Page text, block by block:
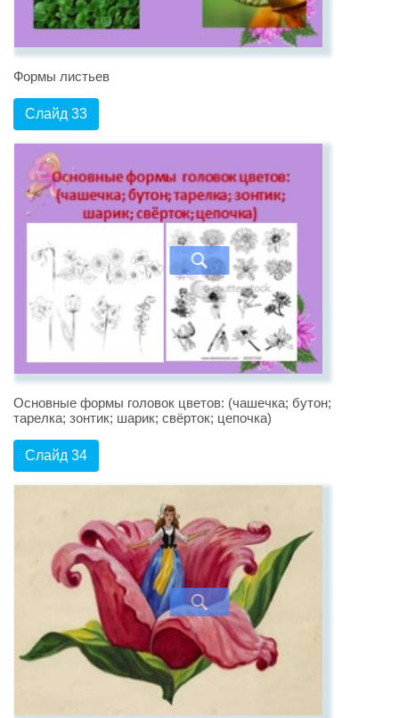
Формы листьев
Слайд 33
Основные формы головок цветов: (чашечка; бутон;
тарелка; зонтик; шарик; свёрток; цепочка)
Слайд 34